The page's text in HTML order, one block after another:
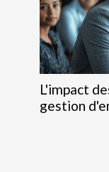
L'impact
gestion